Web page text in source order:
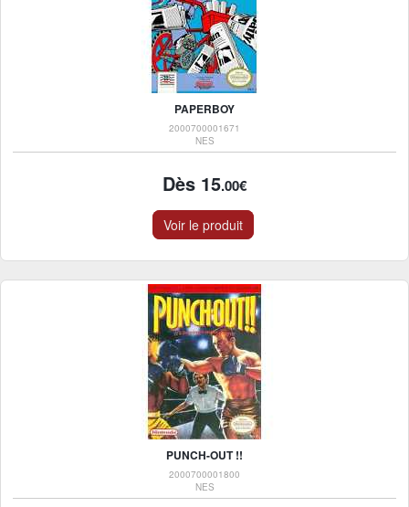
PAPERBOY
2000700001671
NES
Dès 15.00€
Voir le produit
PUNCH-OUT !!
2000700001800
NES